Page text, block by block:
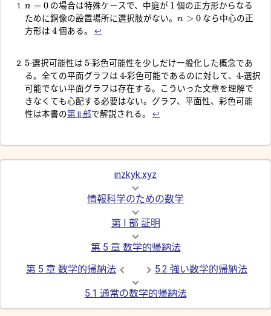
n = 0 の場合は特殊ケースで、中庭が 1 個の正方形からなる
ために銅像の設置場所に選択肢がない。 n > 0 なら中心の正
方形は 4個ある。 ↩︎
5-選択可能性は 5-彩色可能性を少しだけ一般化した概念であ
る。全ての平面グラフは 4-彩色可能であるのに対して、 4-選択
可能でない平面グラフは存在する。こういった文章を理解で
きなくても心配する必要はない。グラフ、平面性、彩色可能
性は本書の第 II 部で解説される。 ↩︎
inzkyk.xyz
情報科学のための数学
第 I 部 証明
第 5 章 数学的帰納法
第 5 章 数学的帰納法
5.2 強い数学的帰納法
5.1 通常の数学的帰納法